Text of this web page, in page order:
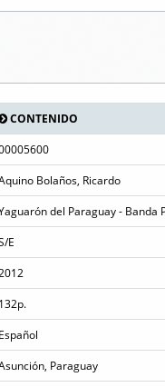
CONTENIDO
Bolaños, Ricardo
del Paraguay - Banda
E
132p.
Español
Paraguay